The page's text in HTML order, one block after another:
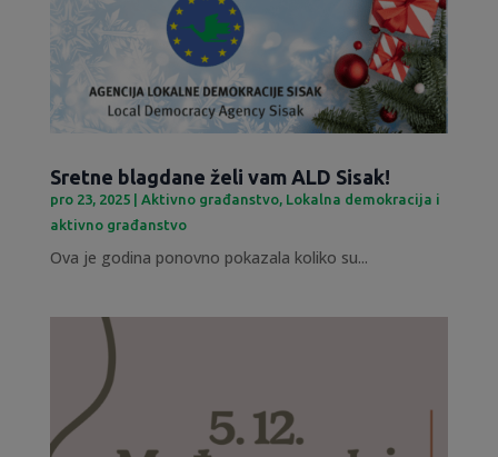
Sretne blagdane želi vam ALD Sisak!
pro 23, 2025| Aktivno građanstvo, Lokalna demokracija i
aktivno građanstvo
Ova je godina ponovno pokazala koliko su...